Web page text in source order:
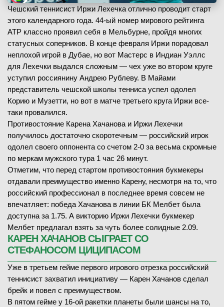
Чешский теннисист Иржи Лехечка отлично проводит старт
этого календарного года. 44-ый номер мирового рейтинга
АТР классно проявил себя в Мельбурне, пройдя многих
статусных соперников. В конце февраля Иржи порадовал
неплохой игрой в Дубае, но вот Мастерс в Индиан Уэллс
для Лехечки выдался сложным — чех уже во втором круге
уступил россиянину Андрею Рублеву. В Майами
представитель чешской школы тенниса успел одолел
Корию и Музетти, но вот в матче третьего круга Иржи все-
таки провалился.
Противостояние Карена Хачанова и Иржи Лехечки
получилось достаточно скоротечным — российский игрок
одолел своего оппонента со счетом 2-0 за весьма скромные
по меркам мужского тура 1 час 26 минут.
Отметим, что перед стартом противостояния букмекеры
отдавали преимущество именно Карену, несмотря на то, что
российский профессионал в последнее время совсем не
впечатляет: победа Хачанова в линии БК Мелбет была
доступна за 1.75. А викторию Иржи Лехечки букмекер
Мелбет предлагал взять за чуть более солидные 2.09.
КАРЕН ХАЧАНОВ СЫГРАЕТ СО
СТЕФАНОСОМ ЦИЦИПАСОМ
Уже в третьем гейме первого игрового отрезка российский
теннисист захватил инициативу — Карен Хачанов сделал
брейк и повел с преимуществом.
В пятом гейме у 16-ой ракетки планеты были шансы на то,